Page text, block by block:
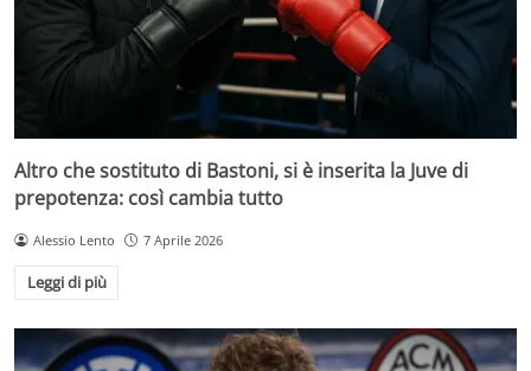
Altro che sostituto di Bastoni, si è inserita la Juve di
prepotenza: così cambia tutto
Alessio Lento 7 Aprile 2026
Leggi di più